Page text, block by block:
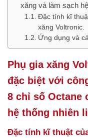
xăng và làm sạch
Đặc tính kĩ
xăng Voltronic.
Ứng dụng và
Phụ gia xăng
đặc biệt với
8 chỉ số Octane
hệ thống nhiên
Đặc tính kĩ thuật